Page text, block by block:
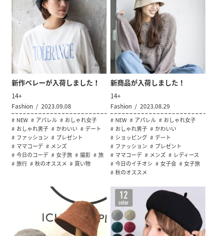
新作ベレーが入荷しました！
14+
Fashion 2023.09.08
NEW アパレル
おしゃれ女子
おしゃれ男子
かわいい
デート
ファッション
プレゼント
ママコーデ
メンズ
今日のコーデ
女子旅 撮影
旅
旅行
秋のオススメ 買い物
新商品が入荷しました！
14+
Fashion 2023.08.29
NEW アパレル
おしゃれ女子
おしゃれ男子
かわいい
ショッピング
デート
ファッション
プレゼント
ママコーデ
メンズ
レディース
今日のイチオシ
女子会
女子旅
秋のオススメ